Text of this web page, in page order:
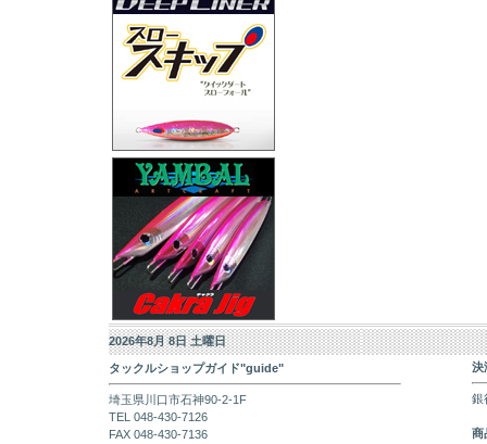
2026年8月 8日 土曜日
タックルショップガイド"guide"
埼玉県川口市石神90-2-1F
TEL 048-430-7126
FAX 048-430-7136
決
銀
商